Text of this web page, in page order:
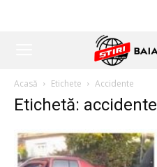
Acasă Etichete Accidente
Etichetă: accidente